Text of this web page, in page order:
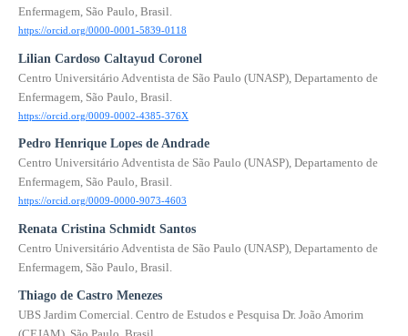
Enfermagem, São Paulo, Brasil.
https://orcid.org/0000-0001-5839-0118
Lilian Cardoso Caltayud Coronel
Centro Universitário Adventista de São Paulo (UNASP), Departamento de
Enfermagem, São Paulo, Brasil.
https://orcid.org/0009-0002-4385-376X
Pedro Henrique Lopes de Andrade
Centro Universitário Adventista de São Paulo (UNASP), Departamento de
Enfermagem, São Paulo, Brasil.
https://orcid.org/0009-0000-9073-4603
Renata Cristina Schmidt Santos
Centro Universitário Adventista de São Paulo (UNASP), Departamento de
Enfermagem, São Paulo, Brasil.
Thiago de Castro Menezes
UBS Jardim Comercial. Centro de Estudos e Pesquisa Dr. João Amorim